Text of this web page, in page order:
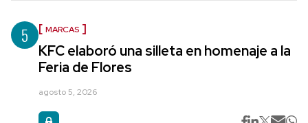
5 MARCAS
KFC elaboró una silleta en homenaje a la
Feria de Flores
agosto 5, 2026